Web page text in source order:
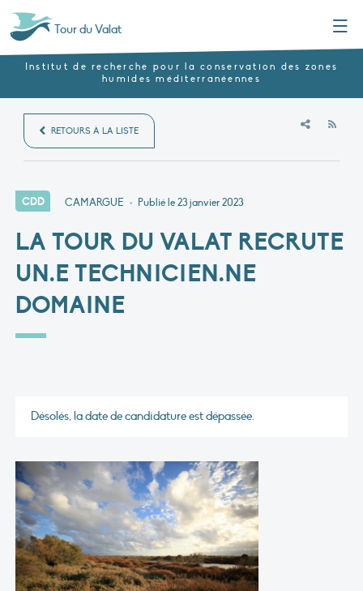
Tour du Valat
Institut de recherche pour la conservation des zones
humides méditerranéennes
RETOURS À LA LISTE
CDD CAMARGUE • Publié le23 janvier 2023
LA TOUR DU VALAT RECRUTE
UN.E TECHNICIEN.NE
DOMAINE
Désolés, la date de candidature est dépassée.